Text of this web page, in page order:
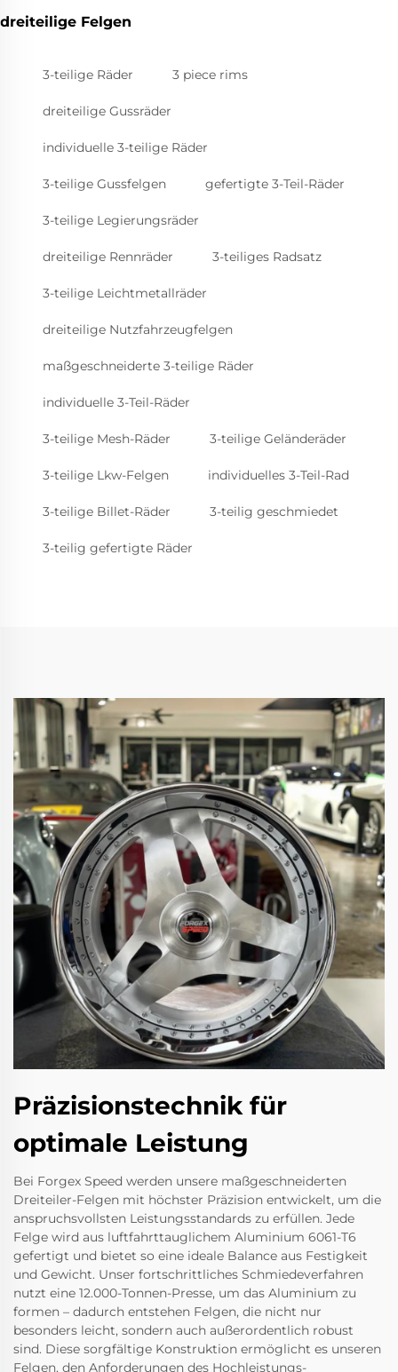
dreiteilige Felgen
3-teilige Räder 3 piece rims
dreiteilige Gussräder
individuelle 3-teilige Räder
3-teilige Gussfelgen gefertigte 3-Teil-Räder
3-teilige Legierungsräder
dreiteilige Rennräder 3-teiliges Radsatz
3-teilige Leichtmetallräder
dreiteilige Nutzfahrzeugfelgen
maßgeschneiderte 3-teilige Räder
individuelle 3-Teil-Räder
3-teilige Mesh-Räder 3-teilige Geländeräder
3-teilige Lkw-Felgen individuelles 3-Teil-Rad
3-teilige Billet-Räder 3-teilig geschmiedet
3-teilig gefertigte Räder
Präzisionstechnik für
optimale Leistung
Bei Forgex Speed werden unsere maßgeschneiderten
Dreiteiler-Felgen mit höchster Präzision entwickelt, um die
anspruchsvollsten Leistungsstandards zu erfüllen. Jede
Felge wird aus luftfahrttauglichem Aluminium 6061-T6
gefertigt und bietet so eine ideale Balance aus Festigkeit
und Gewicht. Unser fortschrittliches Schmiedeverfahren
nutzt eine 12.000-Tonnen-Presse, um das Aluminium zu
formen – dadurch entstehen Felgen, die nicht nur
besonders leicht, sondern auch außerordentlich robust
sind. Diese sorgfältige Konstruktion ermöglicht es unseren
Felgen, den Anforderungen des Hochleistungs-